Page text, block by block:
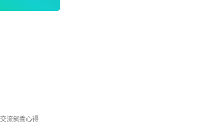
流飼養心得